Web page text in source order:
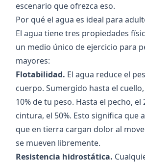
escenario que ofrezca eso.
Por qué el agua es ideal para
El agua tiene tres propiedades
un medio único de ejercicio para
mayores:
Flotabilidad. El agua reduce el
cuerpo. Sumergido hasta el
10% de tu peso. Hasta el pecho, el
cintura, el 50%. Esto significa que
que en tierra cargan dolor al
se mueven libremente.
Resistencia hidrostática.